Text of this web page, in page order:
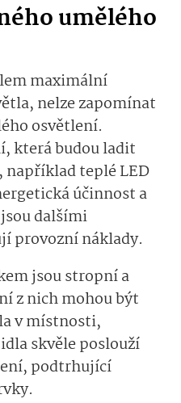
umělého
maximální
nelze zapomínat
osvětlení.
která budou ladit
teplé LED
účinnost a
dalšími
provozní náklady.
jsou stropní a
z nich mohou být
v místnosti,
skvěle poslouží
podtrhující